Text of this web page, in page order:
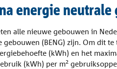
energie neutrale
alle nieuwe gebouwen in
gebouwen (BENG) zijn. Om dit
(kWh) en het
(kWh) per m2